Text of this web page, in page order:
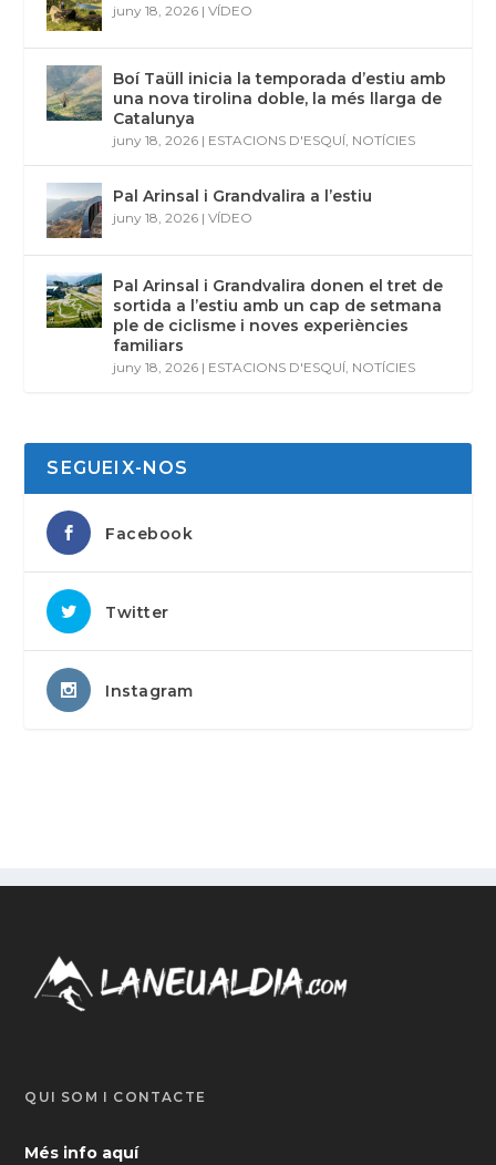
juny 18, 2026 |VÍDEO
Boí Taüll inicia la temporada d’estiu amb
una nova tirolina doble, la més llarga de
Catalunya
juny 18, 2026 | ESTACIONS D'ESQUÍ NOTÍCIES
Pal Arinsal i Grandvalira a l’estiu
juny 18, 2026 |VÍDEO
Pal Arinsal i Grandvalira donen el tret de
sortida a l’estiu amb un cap de setmana
ple de ciclisme i noves experiències
familiars
juny 18, 2026 | ESTACIONS D'ESQUÍ NOTÍCIES
SEGUEIX-NOS
Facebook
Twitter
Instagram
QUI SOM I CONTACTE
Més info aquí